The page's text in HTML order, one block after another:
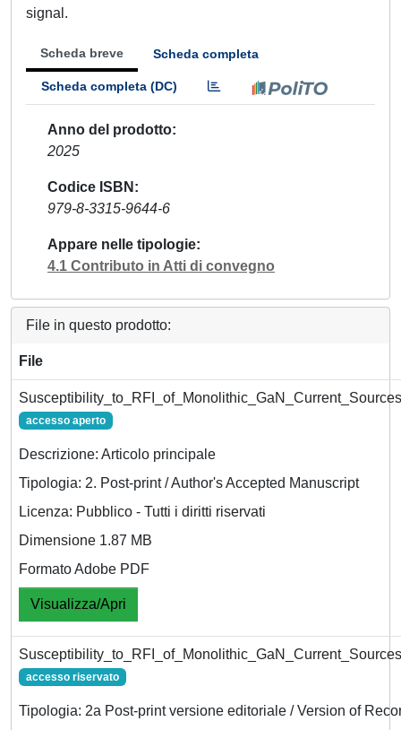
signal.
Scheda breve Scheda completa
Scheda completa (DC)
Anno del prodotto
2025
Codice ISBN
979-8-3315-9644-6
Appare nelle tipologie
4.1 Contributo in Atti di convegno
File in questo prodotto:
File
accesso aperto
Descrizione: Articolo principale
Tipologia: 2. Post-print / Author's Accepted Manuscript
Licenza: Pubblico - Tutti i diritti riservati
Dimensione 1.87 MB
Formato Adobe PDF
Visualizza/Apri
accesso riservato
Tipologia: 2a Post-print versione editoriale / Version of